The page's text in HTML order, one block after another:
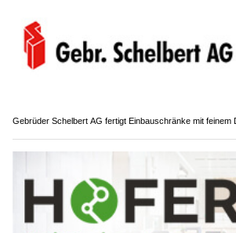
Gebrüder Schelbert AG fertigt Einbauschränke mit feinem